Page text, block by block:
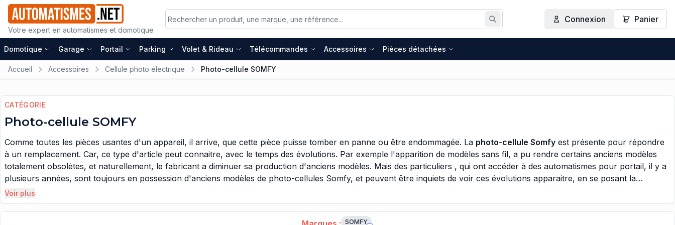
Votre expert en automatismes et domotique
Rechercher
Connexion Panier
Domotique Garage Portail Parking Volet & Rideau Télécommandes Accessoires Pièces détachées
Accueil Accessoires Cellule photo électrique Photo-cellule SOMFY
CATÉGORIE
Photo-cellule SOMFY
Comme toutes les pièces usantes d'un appareil, il arrive, que cette pièce puisse tomber en panne ou être endommagée. La photo-cellule Somfy est présente pour répondre
à un remplacement. Car, ce type d'article peut connaitre, avec le temps des évolutions. Par exemple l'apparition de modèles sans fil, a pu rendre certains anciens modèles
totalement obsolètes, et naturellement, le fabricant a diminuer sa production d'anciens modèles. Mais des particuliers , qui ont accéder à des automatismes pour portail, il y a
plusieurs années, sont toujours en possession d'anciens modèles de photo-cellules Somfy, et peuvent être inquiets de voir ces évolutions apparaitre, en se posant la
question, s'ils auront toujours à leur disposition des produits de remplacement compatibles avec le matériel qu'ils possèdent dans leur résidence personnelle et qui équipe leur
clôture extérieur ou leur garage à automobile. Dans ces cas, ne ressentez pas de crainte, ce type de fabricant, très soucieux du détails et du service après-vente, mais
régulièrement sur le marché, des produits qui possèdent une large compatibilité.
Voir plus
SOMFY